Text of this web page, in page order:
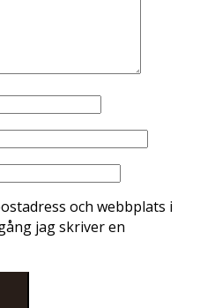
och webbplats i
jag skriver en